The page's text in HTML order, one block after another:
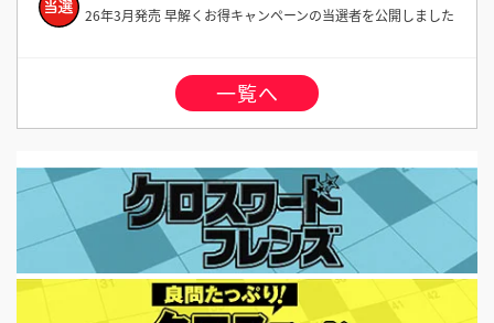
26年3月発売 早解くお得キャンペーンの当選者を公開しました
一覧へ